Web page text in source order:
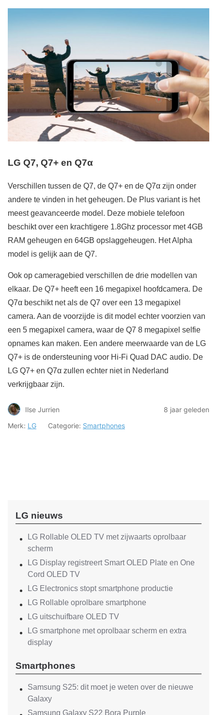
LG Q7, Q7+ en Q7α
Verschillen tussen de Q7, de Q7+ en de Q7α zijn onder
andere te vinden in het geheugen. De Plus variant is het
meest geavanceerde model. Deze mobiele telefoon
beschikt over een krachtigere 1.8Ghz processor met 4GB
RAM geheugen en 64GB opslaggeheugen. Het Alpha
model is gelijk aan de Q7.
Ook op cameragebied verschillen de drie modellen van
elkaar. De Q7+ heeft een 16 megapixel hoofdcamera. De
Q7α beschikt net als de Q7 over een 13 megapixel
camera. Aan de voorzijde is dit model echter voorzien van
een 5 megapixel camera, waar de Q7 8 megapixel selfie
opnames kan maken. Een andere meerwaarde van de LG
Q7+ is de ondersteuning voor Hi-Fi Quad DAC audio. De
LG Q7+ en Q7α zullen echter niet in Nederland
verkrijgbaar zijn.
Ilse Jurrien
8 jaar geleden
Merk: LG Categorie: Smartphones
LG nieuws
LG Rollable OLED TV met zijwaarts oprolbaar
scherm
LG Display registreert Smart OLED Plate en One
Cord OLED TV
LG Electronics stopt smartphone productie
LG Rollable oprolbare smartphone
LG uitschuifbare OLED TV
LG smartphone met oprolbaar scherm en extra
display
Smartphones
Samsung S25: dit moet je weten over de nieuwe
Galaxy
Samsung Galaxy S22 Bora Purple